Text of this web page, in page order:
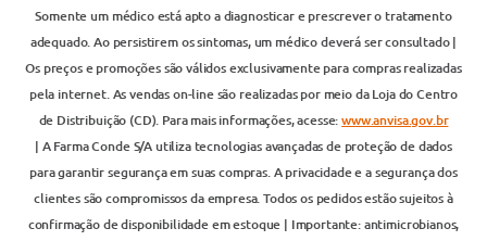
Somente um médico está apto a diagnosticar e prescrever o tratamento
adequado. Ao persistirem os sintomas, um médico deverá ser consultado |
Os preços e promoções são válidos exclusivamente para compras realizadas
pela internet. As vendas on-line são realizadas por meio da Loja do Centro
de Distribuição (CD). Para mais informações, acesse:www.anvisa.gov.br
| A Farma Conde S/A utiliza tecnologias avançadas de proteção de dados
para garantir segurança em suas compras. A privacidade e a segurança dos
clientes são compromissos da empresa. Todos os pedidos estão sujeitos à
confirmação de disponibilidade em estoque | Importante: antimicrobianos,